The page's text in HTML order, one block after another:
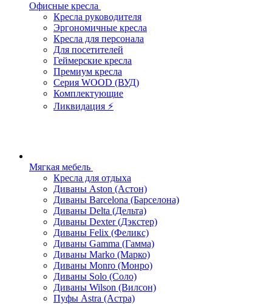
Офисные кресла
Кресла руководителя
Эргономичные кресла
Кресла для персонала
Для посетителей
Геймерские кресла
Премиум кресла
Серия WOOD (ВУД)
Комплектующие
Ликвидация ⚡
Мягкая мебель
Кресла для отдыха
Диваны Aston (Астон)
Диваны Barcelona (Барселона)
Диваны Delta (Дельта)
Диваны Dexter (Дэкстер)
Диваны Felix (Феликс)
Диваны Gamma (Гамма)
Диваны Marko (Марко)
Диваны Monro (Монро)
Диваны Solo (Соло)
Диваны Wilson (Вилсон)
Пуфы Astra (Астра)